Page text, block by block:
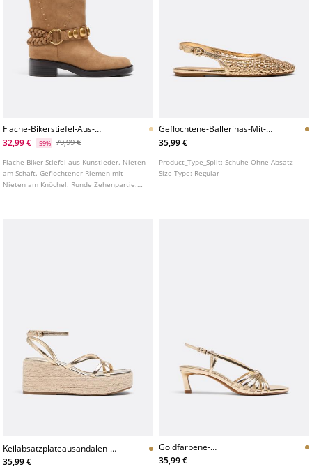
Flache-Bikerstiefel-Aus-
Kunstleder
32,99 € -59% 79,99 €
Flache Biker Stiefel aus Kunstleder. Nieten
am Schaft. Geflochtener Riemen mit
Nieten am Knöchel. Runde Zehenpartie.
Geflochtene-Ballerinas-Mit-
Offener-Ferse
35,99 €
Product_Type_Split:Schuhe Ohne Absatz
Size Type: Regular
Keilabsatzplateausandalen-
Aus-Jute-Mit-Riemen
35,99 €
Goldfarbene-
Riemchensandalen-Mit-
35,99 €